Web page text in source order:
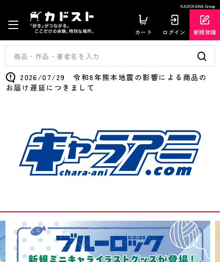
KADOKAWA Group
カート ログイン 新規登録
2026/07/29 令和8年熊本地震の影響による商品の
お届け遅延につきまして